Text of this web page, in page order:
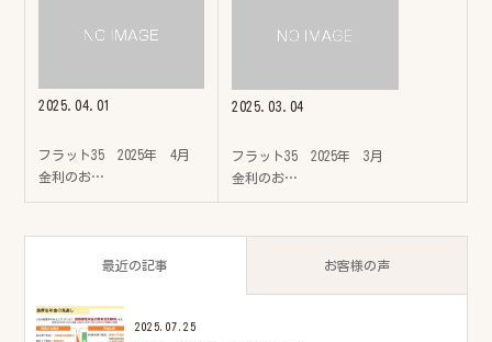
2025.04.01
フラット35 2025年 4月
金利のお…
2025.03.04
フラット35 2025年 3月
金利のお…
最近の記事 お客様の声
2025.07.25